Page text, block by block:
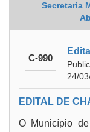
Secretaria
C-990
Edital
24/
EDITAL DE
O Município